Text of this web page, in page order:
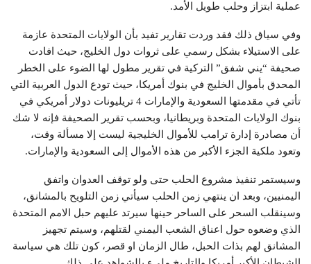
عملية ابتزاز وحلب طويل الأمد.
وفي سياق ذلك فقد وردت تقارير تفيد بأن الولايات المتحدة عازمة
على الاستيلاء بشكل رسمي على ثروات دول الخليج، حيث افادت
صحيفة “يني شفق” التركية في تقرير مطول لها الضوء على الخطر
المحدق بأموال الخليج في بنوك أمريكا، حيث تودع الدول العربية التي
تأتي في مقدمتها السعودية والإمارات 4 تريليونات دولار أمريكي في
بنوك الولايات المتحدة وبريطانيا، وبحسب تقرير الصحيفة فإنه لا شك
أن مصادرة إدارة ترامب للأموال الخليجية ليست إلا مسألة وقت،
وتعود ملكية الجزء الأكبر من هذه الأموال إلى السعودية والإمارات.
وسيستمر تنفيذ مشروع الحلب حتى ولو توقف العدوان واتفق
اليمنيين، وبعد ان ينتهي زمن الحلب سيأتي زمن التلويح بالمشانق،
وسينقلب السحر على الساحر حينها سيرتد عليهم حبل الامم المتحدة
الذي وضعوه حول اعناق الشعب اليمني لقتلهم، وسيتم تجهيز
المشانق لهم بذات الحبل، طال الزمان او قصر، كون تلك هي سياسة